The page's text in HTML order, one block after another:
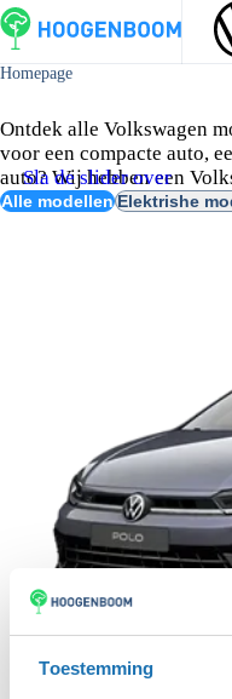
Toestemming
Homepage
Ontdek alle Volkswagen
voor een compacte auto,
auto? Wij hebben een
Alle modellenElektrishe
Sla de slider over